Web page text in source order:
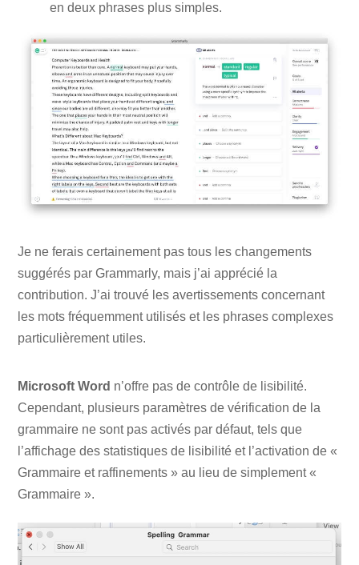
en deux phrases plus simples.
Je ne ferais certainement pas tous les changements
suggérés par Grammarly, mais j’ai apprécié la
contribution. J’ai trouvé les avertissements concernant
les mots fréquemment utilisés et les phrases complexes
particulièrement utiles.
Microsoft Word n’offre pas de contrôle de lisibilité.
Cependant, plusieurs paramètres de vérification de la
grammaire ne sont pas activés par défaut, tels que
l’affichage des statistiques de lisibilité et l’activation de «
Grammaire et raffinements » au lieu de simplement «
Grammaire ».